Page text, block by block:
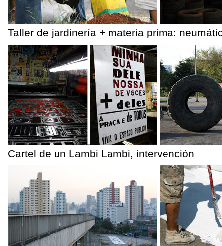
Taller de jardinería + materia prima:
Cartel de un Lambi Lambi, intervención